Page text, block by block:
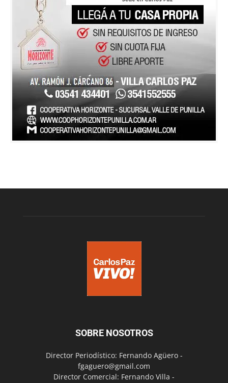
SOBRE NOSOTROS
Director Periodístico: Fernando Agüero -
fgaguero@gmail.com
Director Comercial: Fernando Villa -